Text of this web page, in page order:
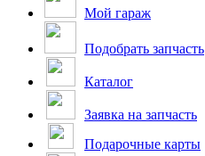
Мой гараж
Подобрать запчасть
Каталог
Заявка на запчасть
Подарочные карты